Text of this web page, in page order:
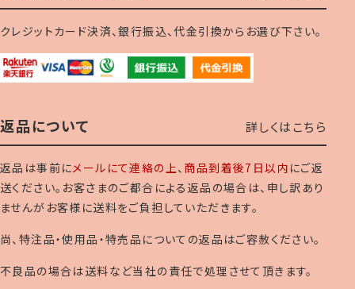
クレジットカード決済、銀行振込、代金引換からお選び下さい。
返品について 詳しくはこちら
返品は事前にメールにて連絡の上、 商品到着後7日以内 にご返
送ください。お客さまのご都合による返品の場合は、申し訳あり
ませんがお客様に送料をご負担していただきます。
尚、特注品・使用品・特売品についての返品はご容赦ください。
不良品の場合は送料など当社の責任で処理させて頂きます。